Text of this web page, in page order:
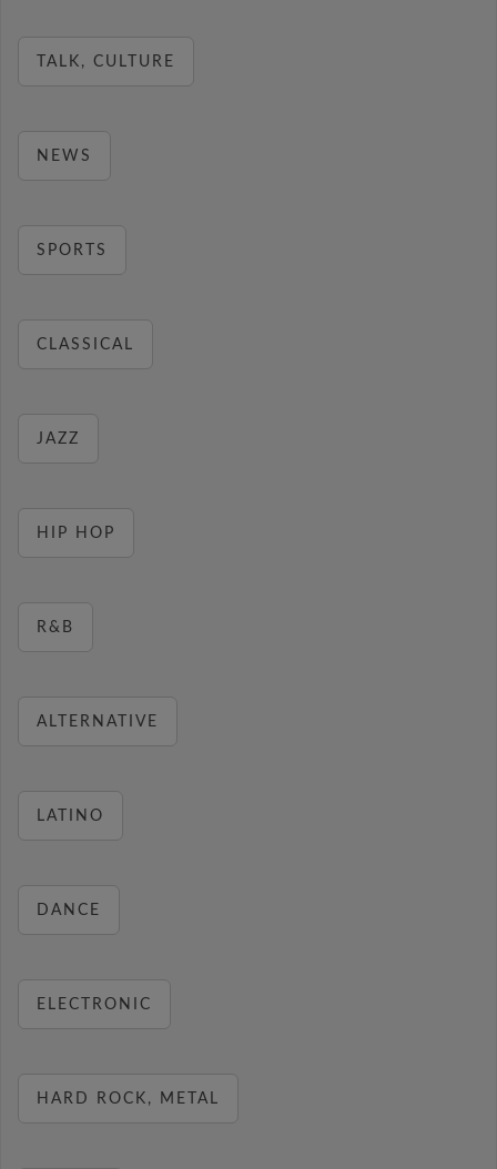
TALK, CULTURE
NEWS
SPORTS
CLASSICAL
JAZZ
HIP HOP
R&B
ALTERNATIVE
LATINO
DANCE
ELECTRONIC
HARD ROCK, METAL